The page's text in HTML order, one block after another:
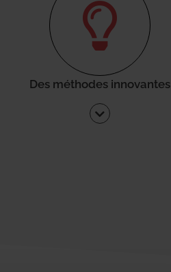
Des méthodes innovantes